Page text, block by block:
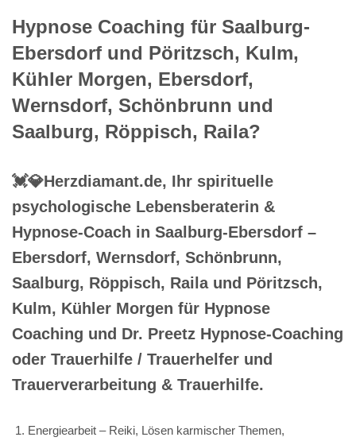
Hypnose Coaching für Saalburg-
Ebersdorf und Pöritzsch, Kulm,
Kühler Morgen, Ebersdorf,
Wernsdorf, Schönbrunn und
Saalburg, Röppisch, Raila?
💓️💎Herzdiamant.de, Ihr spirituelle
psychologische Lebensberaterin &
Hypnose-Coach in Saalburg-Ebersdorf –
Ebersdorf, Wernsdorf, Schönbrunn,
Saalburg, Röppisch, Raila und Pöritzsch,
Kulm, Kühler Morgen für Hypnose
Coaching und Dr. Preetz Hypnose-Coaching
oder Trauerhilfe / Trauerhelfer und
Trauerverarbeitung & Trauerhilfe.
Energiearbeit – Reiki, Lösen karmischer Themen,